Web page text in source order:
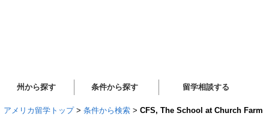
州から探す 条件から探す 留学相談する
アメリカ留学トップ > 条件から検索 > CFS, The School at Church Farm